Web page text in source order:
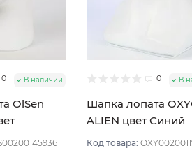
0 В наличии
OlSen
0 В
Шапка лопата
ALIEN цвет Синий
Код товара: